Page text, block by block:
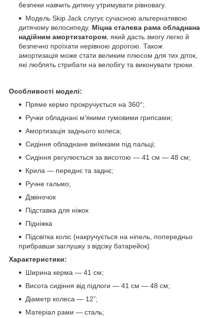
безпеки навчить дитину утримувати рівновагу.
Модель Skip Jack слугує сучасною альтернативою
дитячому велосипеду. Міцна сталева рама обладнана
надійним амортизатором , який дасть змогу легко й
безпечно проїхати нерівною дорогою. Також
амортизація може стати великим плюсом для тих діток,
які люблять стрибати на велобігу та виконувати трюки.
Особливості моделі:
Пряме кермо прокручується на 360°;
Ручки обладнані м'якими гумовими грипсами;
Амортизація заднього колеса;
Сидіння обладнане виїмками під пальці;
Сидіння регулюється за висотою — 41 см — 48 см;
Крила — переднє та заднє;
Ручне гальмо;
Дзвіночок
Підставка для ніжок
Підніжка
Підсвітка коліс (накручується на ніпель, попередньо
прибравши заглушку з відсіку батарейок)
Характеристики:
Ширина керма — 41 см;
Висота сидіння від підлоги — 41 см — 48 см;
Діаметр колеса — 12”;
Матеріал рами — сталь;